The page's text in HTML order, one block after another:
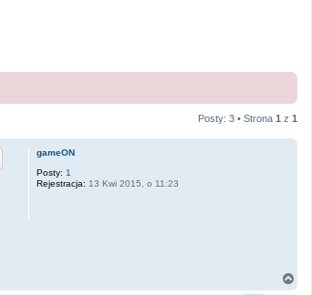
Posty: 3 • Strona 1 z 1
gameON
Posty: 1
Rejestracja: 13 Kwi 2015, o 11:23